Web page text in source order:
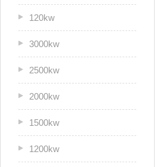
120kw
3000kw
2500kw
2000kw
1500kw
1200kw